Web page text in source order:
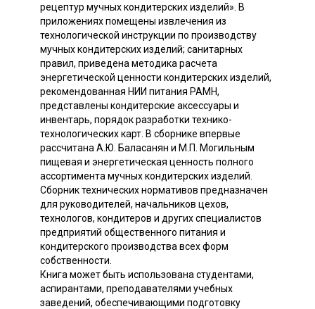
рецептур мучных кондитерских изделий». В
приложениях помещены извлечения из
технологической инструкции по производству
мучных кондитерских изделий; санитарных
правил, приведена методика расчета
энергетической ценности кондитерских изделий,
рекомендованная НИИ питания РАМН,
представлены кондитерские аксессуары и
инвентарь, порядок разработки технико-
технологических карт. В сборнике впервые
рассчитана А.Ю. Баласанян и М.П. Могильным
пищевая и энергетическая ценность полного
ассортимента мучных кондитерских изделий.
Сборник технических нормативов предназначен
для руководителей, начальников цехов,
технологов, кондитеров и других специалистов
предприятий общественного питания и
кондитерского производства всех форм
собственности.
Книга может быть использована студентами,
аспирантами, преподавателями учебных
заведений, обеспечивающими подготовку